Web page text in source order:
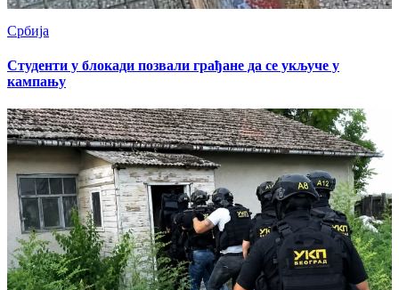
Србија
Студенти у блокади позвали грађане да се укључе у
кампању